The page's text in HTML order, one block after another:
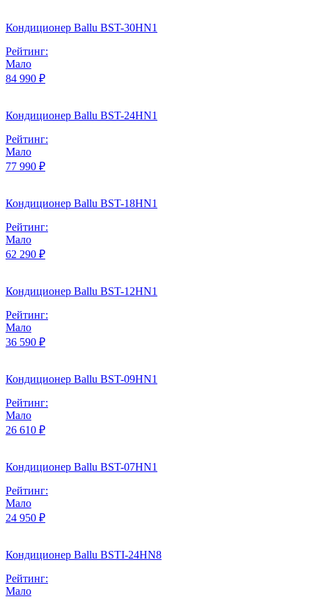
Кондиционер Ballu BST-30HN1
Рейтинг:
Мало
84 990 ₽
Кондиционер Ballu BST-24HN1
Рейтинг:
Мало
77 990 ₽
Кондиционер Ballu BST-18HN1
Рейтинг:
Мало
62 290 ₽
Кондиционер Ballu BST-12HN1
Рейтинг:
Мало
36 590 ₽
Кондиционер Ballu BST-09HN1
Рейтинг:
Мало
26 610 ₽
Кондиционер Ballu BST-07HN1
Рейтинг:
Мало
24 950 ₽
Кондиционер Ballu BSTI-24HN8
Рейтинг:
Мало